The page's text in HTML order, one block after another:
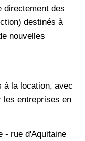
directement des
destinés à
nouvelles
à la location, avec
les entreprises en
- rue d'Aquitaine